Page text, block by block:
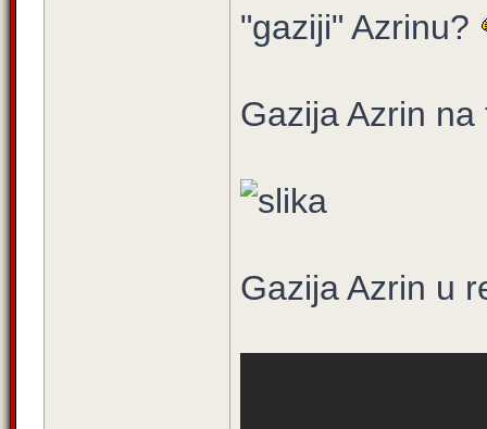
"gaziji" Azrinu?
Gazija Azrin
Gazija Azrin u